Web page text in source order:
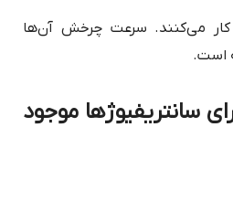
می‌کنند. سرعت چرخش آن‌ها
سانتریفیوژها موجود